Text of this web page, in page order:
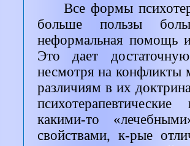
Все формы
больше пользы
неформальная помощь
Это дает
несмотря на
различиям в их
какими-то
свойствами, к-рые